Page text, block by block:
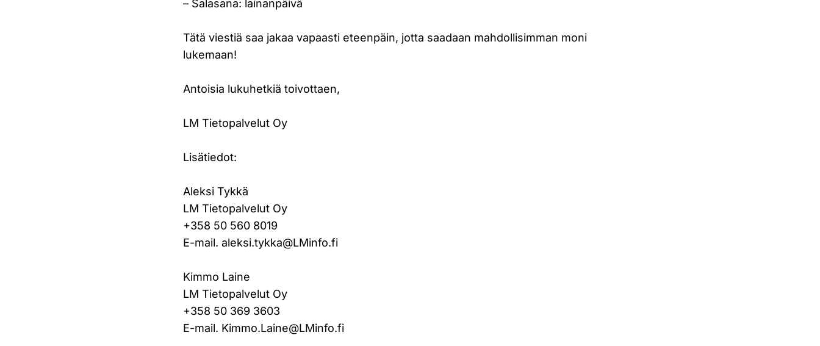
– Salasana: lainanpäivä
Tätä viestiä saa jakaa vapaasti eteenpäin, jotta saadaan mahdollisimman moni
lukemaan!
Antoisia lukuhetkiä toivottaen,
LM Tietopalvelut Oy
Lisätiedot:
Aleksi Tykkä
LM Tietopalvelut Oy
+358 50 560 8019
E-mail. aleksi.tykka@LMinfo.fi
Kimmo Laine
LM Tietopalvelut Oy
+358 50 369 3603
E-mail. Kimmo.Laine@LMinfo.fi